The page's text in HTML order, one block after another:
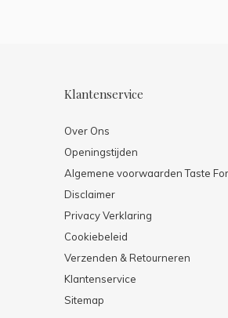
Klantenservice
Over Ons
Openingstijden
Algemene voorwaarden Taste
Disclaimer
Privacy Verklaring
Cookiebeleid
Verzenden & Retourneren
Klantenservice
Sitemap